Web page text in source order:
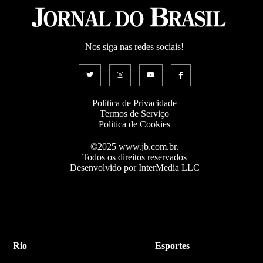
Nos siga nas redes sociais!
Politica de Privacidade
Termos de Serviço
Politica de Cookies
©2025 www.jb.com.br.
Todos os direitos reservados
Desenvolvido por InterMedia LLC
Rio Esportes